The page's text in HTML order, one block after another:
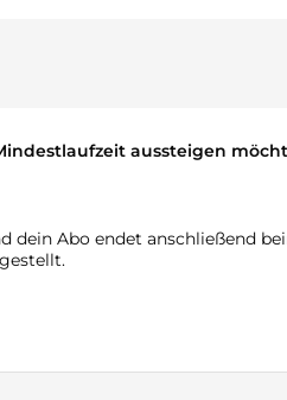
aussteigen
dein Abo endet anschließend